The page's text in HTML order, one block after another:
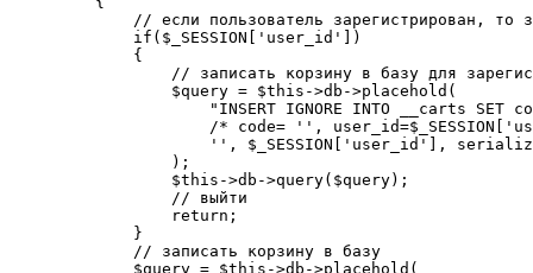
// если пользователь зарегистрирован, то
        if($_SESSION['user_id'])
        {
// записать корзину в базу для
            $query = $this->db->placehold(
"INSERT IGNORE INTO __carts SET
/* code= '',
'', $_SESSION['user_id'],
            );
            $this->db->query($query);
            // выйти
            return;
        }
        // записать корзину в базу
        $query = $this->db->placehold(